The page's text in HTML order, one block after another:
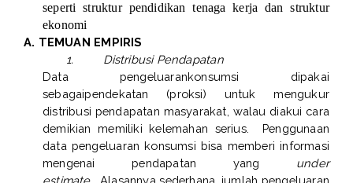
seperti struktur pendidikan tenaga kerja dan struktur
ekonomi
A. TEMUAN EMPIRIS
1.
Distribusi Pendapatan
Data pengeluarankonsumsi dipakai
sebagaipendekatan (proksi) untuk mengukur
distribusi pendapatan masyarakat, walau diakui cara
demikian memiliki kelemahan serius.
Penggunaan
data pengeluaran konsumsi bisa memberi informasi
mengenai pendapatan yang
under